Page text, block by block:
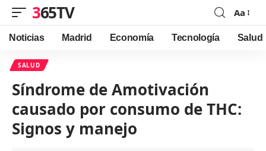
365TV
Font
Resizer
Aa
Noticias Madrid Economía Tecnología Salud
SALUD
Síndrome de Amotivación
causado por consumo de THC:
Signos y manejo